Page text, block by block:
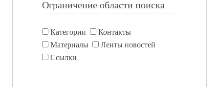
Ограничение области поиска
Категории
Контакты
Материалы
Ленты новостей
Ссылки